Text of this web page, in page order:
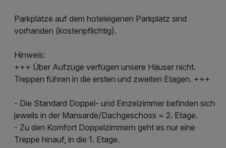
Parkplätze auf dem hoteleigenen Parkplatz sind
vorhanden (kostenpflichtig).
Hinweis:
+++ Über Aufzüge verfügen unsere Häuser nicht.
Treppen führen in die ersten und zweiten Etagen. +++
- Die Standard Doppel- und Einzelzimmer befinden sich
jeweils in der Mansarde/Dachgeschoss = 2. Etage.
- Zu den Komfort Doppelzimmern geht es nur eine
Treppe hinauf, in die 1. Etage.